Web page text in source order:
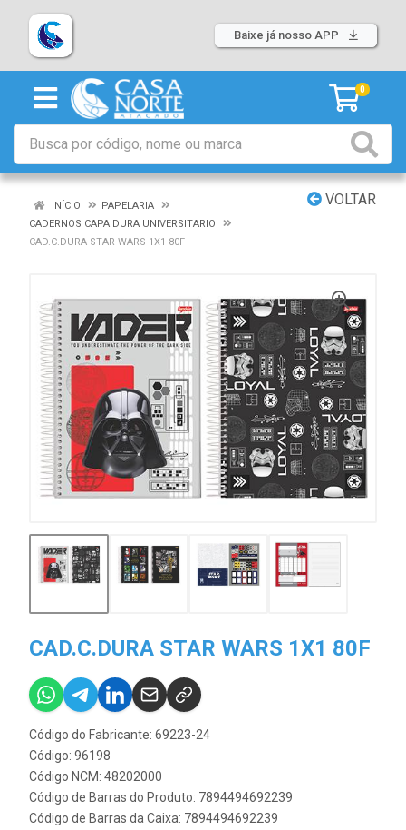
Baixe já nosso APP
0
VOLTAR
INÍCIO
PAPELARIA
CADERNOS CAPA DURA UNIVERSITARIO
CAD.C.DURA STAR WARS 1X1 80F
CAD.C.DURA STAR WARS 1X1 80F
Código do Fabricante: 69223-24
Código: 96198
Código NCM: 48202000
Código de Barras do Produto: 7894494692239
Código de Barras da Caixa: 7894494692239